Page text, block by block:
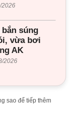
2026
súng
vừa bơi
AK
2026
sao để tiếp thêm